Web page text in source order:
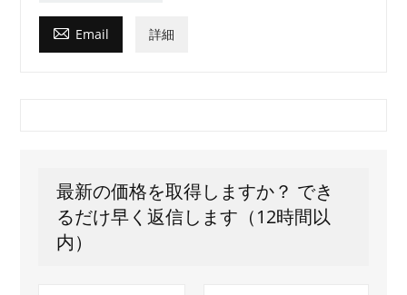
 Email 詳細
最新の価格を取得しますか？ でき
るだけ早く返信します（12時間以
内）